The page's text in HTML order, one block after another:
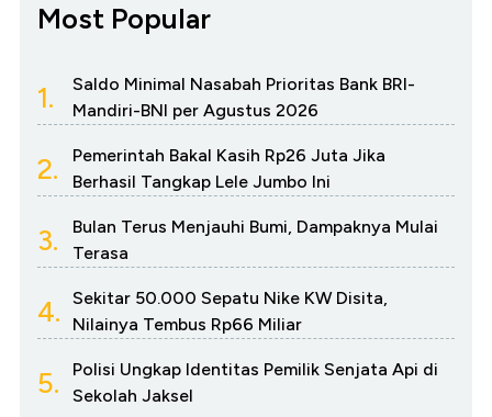
Most Popular
1.
Saldo Minimal Nasabah Prioritas Bank BRI-
Mandiri-BNI per Agustus 2026
2.
Pemerintah Bakal Kasih Rp26 Juta Jika
Berhasil Tangkap Lele Jumbo Ini
3.
Bulan Terus Menjauhi Bumi, Dampaknya Mulai
Terasa
4.
Sekitar 50.000 Sepatu Nike KW Disita,
Nilainya Tembus Rp66 Miliar
5.
Polisi Ungkap Identitas Pemilik Senjata Api di
Sekolah Jaksel